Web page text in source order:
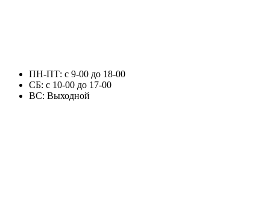
ПН-ПТ: с 9-00 до 18-00
СБ: с 10-00 до 17-00
ВС: Выходной